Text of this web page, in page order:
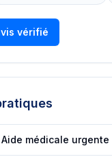
vérifié
Aide médicale urgente